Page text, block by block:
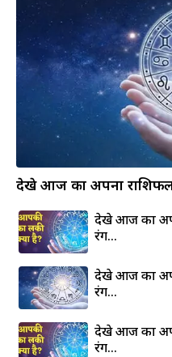
देखे आज का अपना
देखे आज का
रंग…
देखे आज का
रंग…
देखे आज का
रंग…